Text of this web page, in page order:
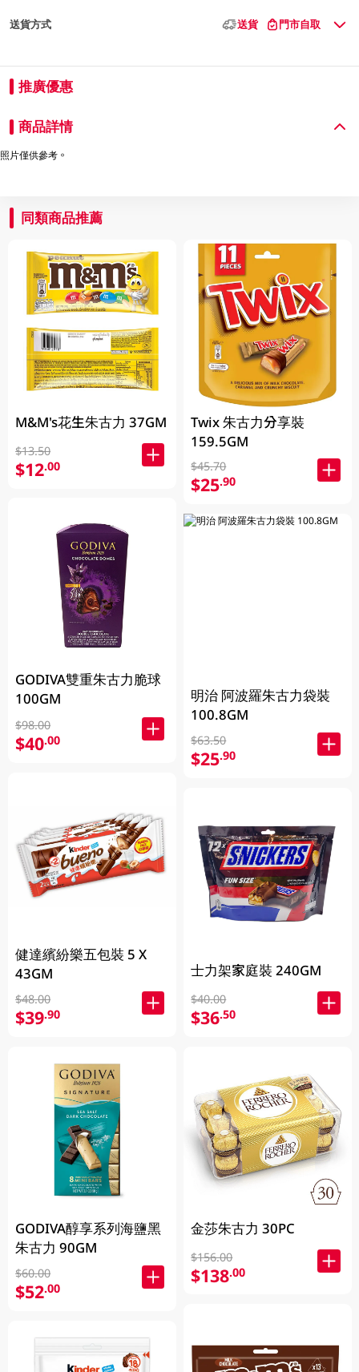
送貨方式 送貨 門市自取
推廣優惠
商品詳情
照片僅供參考。
同類商品推薦
M&M's花生朱古力 37GM
$13.50
$12.00
GODIVA雙重朱古力脆球
100GM
$98.00
$40.00
健達繽紛樂五包裝 5 X
43GM
$48.00
$39.90
GODIVA醇享系列海鹽黑
朱古力 90GM
$60.00
$52.00
Twix 朱古力分享裝
159.5GM
$45.70
$25.90
明治 阿波羅朱古力袋裝
100.8GM
$63.50
$25.90
士力架家庭裝 240GM
$40.00
$36.50
金莎朱古力 30PC
$156.00
$138.00